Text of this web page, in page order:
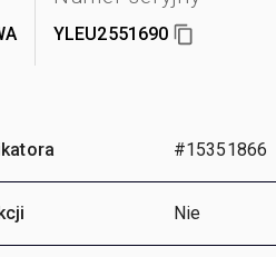
YLEU2551690
#15351866
Nie